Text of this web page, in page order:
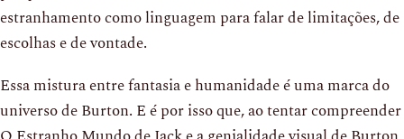
estranhamento como linguagem para falar de limitações, de
escolhas e de vontade.
Essa mistura entre fantasia e humanidade é uma marca do
universo de Burton. E é por isso que, ao tentar compreender